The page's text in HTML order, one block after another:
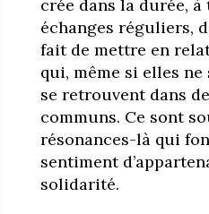
crée dans la durée, à
échanges réguliers,
fait de mettre en
qui, même si elles ne
se retrouvent dans
communs. Ce sont
résonances-là qui
sentiment
solidarité.